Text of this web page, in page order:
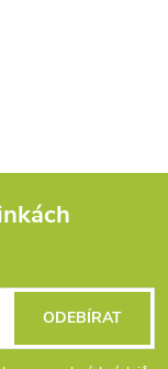
ODEBÍRAT